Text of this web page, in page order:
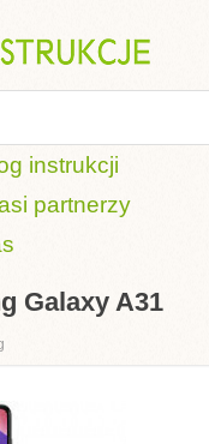
instrukcji
partnerzy
Galaxy A31